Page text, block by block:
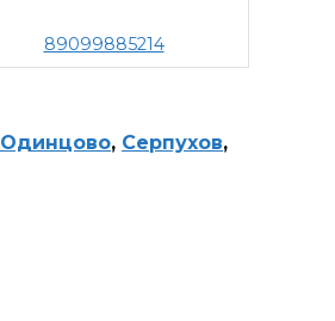
89099885214
Одинцово, Серпухов,